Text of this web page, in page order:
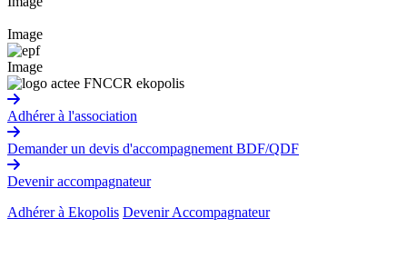
Image
Image
Adhérer à l'association
Demander un devis d'accompagnement BDF/QDF
Devenir accompagnateur
Adhérer à Ekopolis Devenir Accompagnateur